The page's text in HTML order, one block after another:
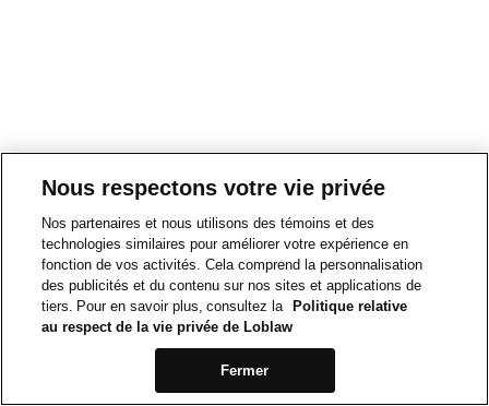
Nous respectons votre vie privée
Nos partenaires et nous utilisons des témoins et des
technologies similaires pour améliorer votre expérience en
fonction de vos activités. Cela comprend la personnalisation
des publicités et du contenu sur nos sites et applications de
tiers. Pour en savoir plus, consultez la
Politique relative
au respect de la vie privée de Loblaw
Fermer